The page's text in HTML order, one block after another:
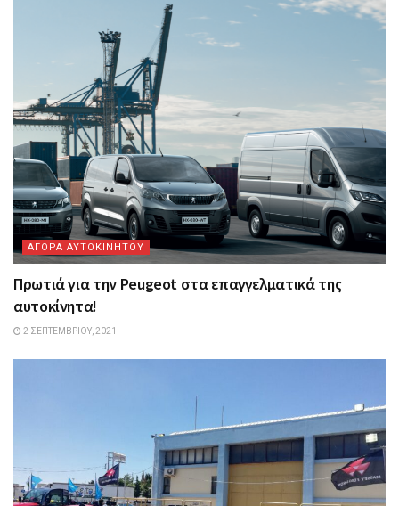
ΑΓΟΡΑ ΑΥΤΟΚΙΝΗΤΟΥ
Πρωτιά για την Peugeot στα επαγγελματικά της
αυτοκίνητα!
2 ΣΕΠΤΕΜΒΡΊΟΥ, 2021